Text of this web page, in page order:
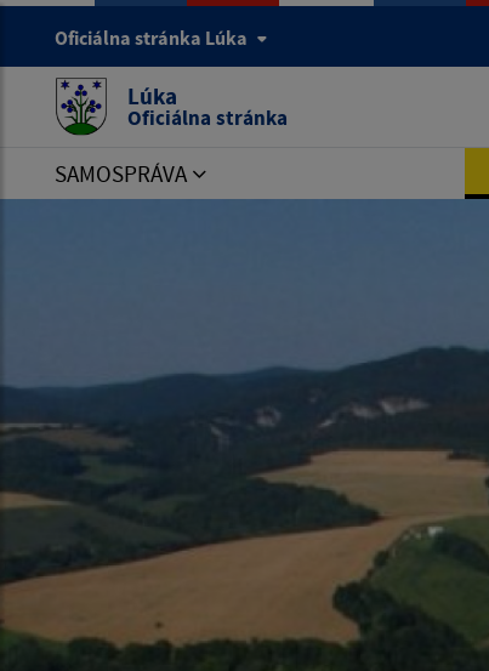
Oficiálna stránka Lúka
Lúka
Oficiálna stránka
SAMOSPRÁVA